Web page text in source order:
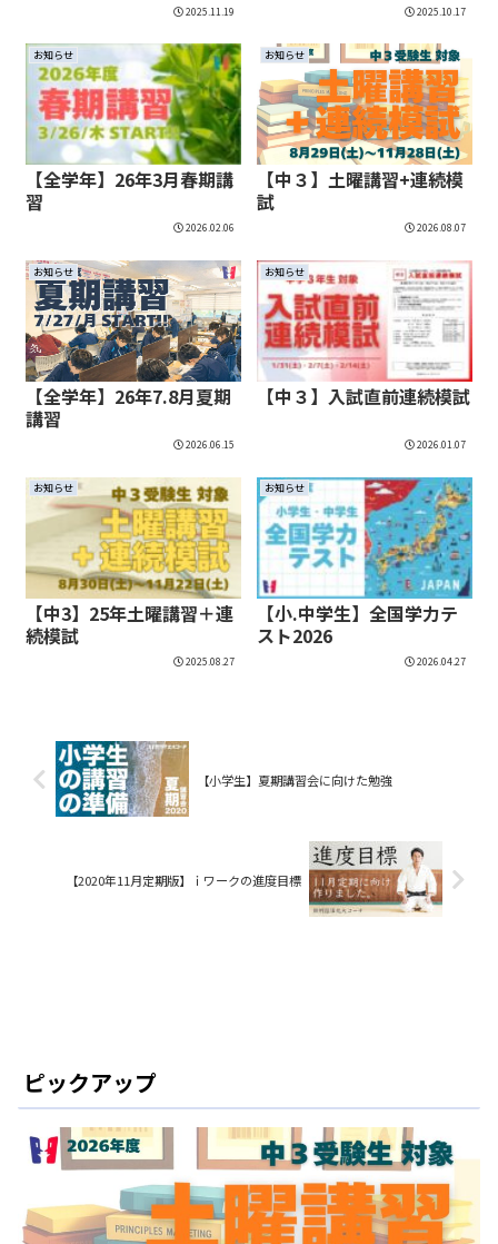
2025.11.19 2025.10.17
お知らせ
【全学年】26年3月春期講
習
2026.02.06
お知らせ
【中３】土曜講習+連続模
試
2026.08.07
お知らせ
【全学年】26年7.8月夏期
講習
2026.06.15
お知らせ
【中３】入試直前連続模試
2026.01.07
お知らせ
【中3】25年土曜講習＋連
続模試
2025.08.27
お知らせ
【小.中学生】全国学力テ
スト2026
2026.04.27
【小学生】夏期講習会に向けた勉強
【2020年11月定期版】ｉワークの進度目標
ピックアップ